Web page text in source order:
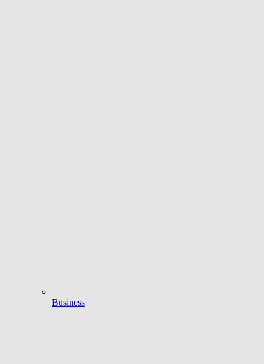
Business